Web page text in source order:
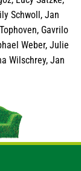
Schwoll, Jan
Gavrilo
Weber, Julie
Wilschrey, Jan